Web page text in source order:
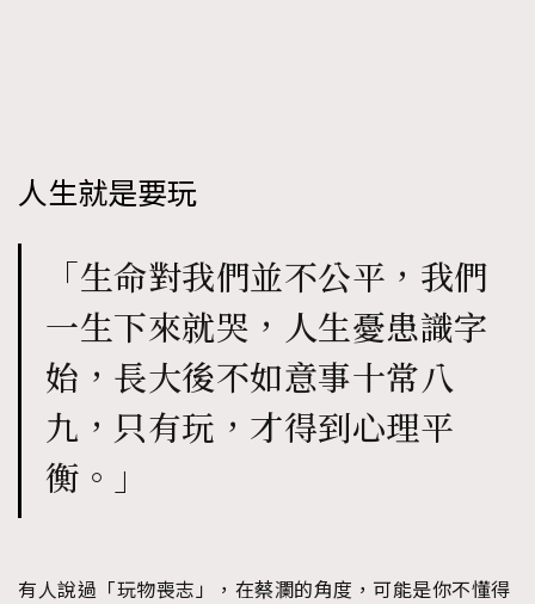
人生就是要玩
「生命對我們並不公平，我們
一生下來就哭，人生憂患識字
始，長大後不如意事十常八
九，只有玩，才得到心理平
衡。」
有人說過「玩物喪志」，在蔡瀾的角度，可能是你不懂得